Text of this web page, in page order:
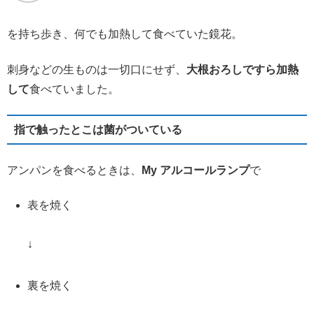
を持ち歩き、何でも加熱して食べていた鏡花。
刺身などの生ものは一切口にせず、 大根おろしですら加熱
して食べていました。
指で触ったとこは菌がついている
アンパンを食べるときは、 My アルコールランプで
表を焼く
↓
裏を焼く